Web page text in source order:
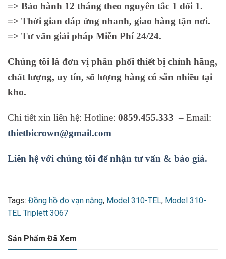
=> Bảo hành 12 tháng theo nguyên tắc 1 đổi 1.
=> Thời gian đáp ứng nhanh, giao hàng tận nơi.
=> Tư vấn giải pháp Miễn Phí 24/24.
Chúng tôi là đơn vị phân phối thiết bị chính hãng,
chất lượng, uy tín, số lượng hàng có sẵn nhiều tại
kho.
Chi tiết xin liên hệ: Hotline: 0859.455.333 – Email:
thietbicrown@gmail.com
Liên hệ với chúng tôi để nhận tư vấn & báo giá.
Tags: Đồng hồ đo vạn năng, Model 310-TEL, Model 310-
TEL Triplett 3067
Sản Phẩm Đã Xem